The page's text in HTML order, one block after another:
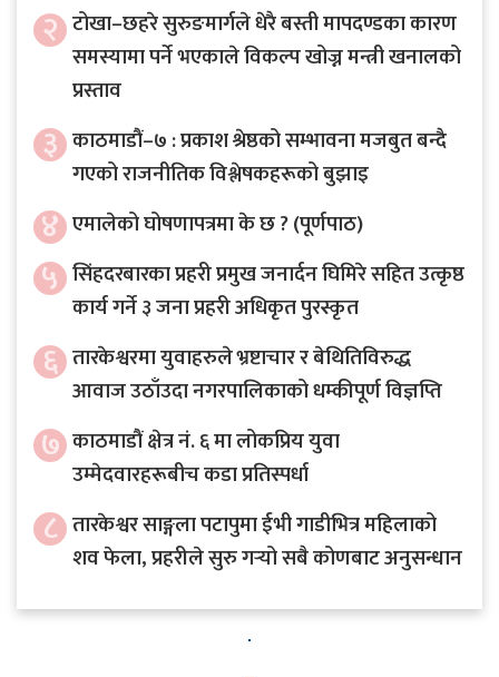
२ टोखा–छहरे सुरुङमार्गले धेरै बस्ती मापदण्डका कारण
समस्यामा पर्ने भएकाले विकल्प खोज्न मन्त्री खनालको
प्रस्ताव
३ काठमाडौं–७ : प्रकाश श्रेष्ठको सम्भावना मजबुत बन्दै
गएको राजनीतिक विश्लेषकहरूको बुझाइ
४ एमालेको घोषणापत्रमा के छ ? (पूर्णपाठ)
५ सिंहदरबारका प्रहरी प्रमुख जनार्दन घिमिरे सहित उत्कृष्ठ
कार्य गर्ने ३ जना प्रहरी अधिकृत पुरस्कृत
६ तारकेश्वरमा युवाहरुले भ्रष्टाचार र बेथितिविरुद्ध
आवाज उठाँउदा नगरपालिकाको धम्कीपूर्ण विज्ञप्ति
७ काठमाडौं क्षेत्र नं. ६ मा लोकप्रिय युवा
उम्मेदवारहरूबीच कडा प्रतिस्पर्धा
८ तारकेश्वर साङ्गला पटापुमा ईभी गाडीभित्र महिलाको
शव फेला, प्रहरीले सुरु गर्‍यो सबै कोणबाट अनुसन्धान